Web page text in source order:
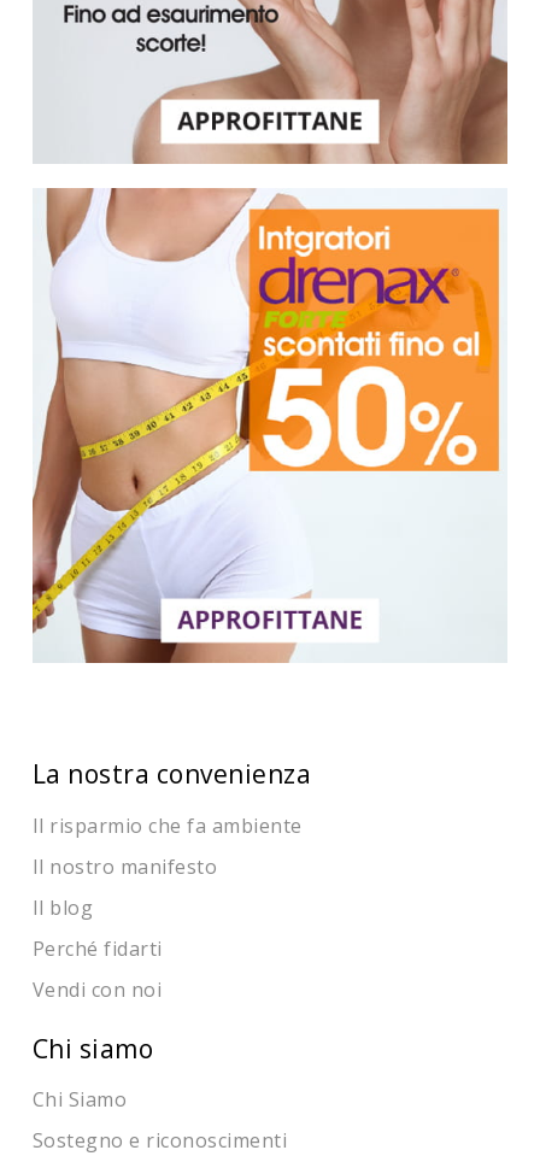
La nostra convenienza
Il risparmio che fa ambiente
Il nostro manifesto
Il blog
Perché fidarti
Vendi con noi
Chi siamo
Chi Siamo
Sostegno e riconoscimenti